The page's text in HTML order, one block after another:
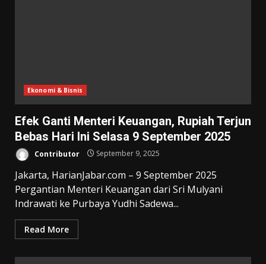
Ekonomi & Bisnis
Efek Ganti Menteri Keuangan, Rupiah Terjun
Bebas Hari Ini Selasa 9 September 2025
Contributor September 9, 2025
Jakarta, HarianJabar.com – 9 September 2025
Pergantian Menteri Keuangan dari Sri Mulyani
Indrawati ke Purbaya Yudhi Sadewa...
Read More